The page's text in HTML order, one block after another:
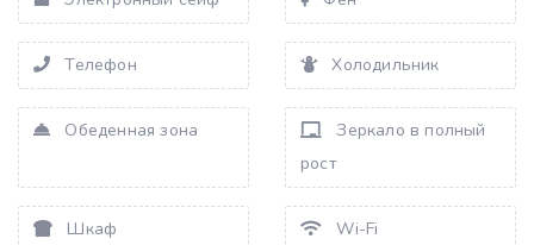
Телефон Холодильник
Обеденная зона
Зеркало в полный
рост
Шкаф Wi-Fi